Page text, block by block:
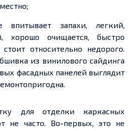
запахи, легкий,
хорошо очищается, быстро
стоит относительно недорого.
из винилового сайдинга
фасадных панелей выглядит
для отделки каркасных
не часто. Во-первых, это не